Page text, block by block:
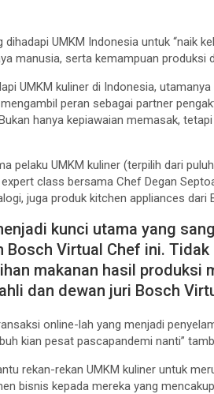
UMKM Indonesia untuk “naik
manusia, serta kemampuan produksi
UMKM kuliner di Indonesia,
peran sebagai partner
hanya kepiawaian memasak,
pelaku UMKM kuliner (terpilih dari
class bersama Chef Degan
juga produk kitchen appliances dari
kunci utama yang
Bosch Virtual Chef ini.
makanan hasil produksi
dan dewan juri Bosch
online-lah yang menjadi
kian pesat pascapandemi nanti”
rekan-rekan UMKM kuliner untuk
bisnis kepada mereka yang